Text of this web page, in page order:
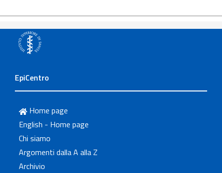
EpiCentro
Home page
English - Home page
Chi siamo
Argomenti dalla A alla Z
Archivio